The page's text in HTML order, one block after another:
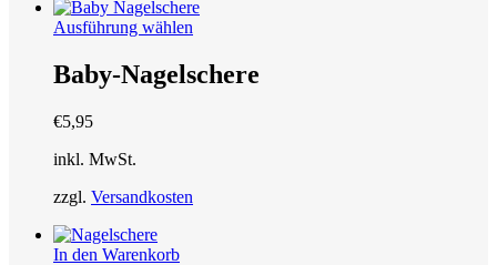
Ausführung wählen
weist
mehrere
auf
Baby-Nagelschere
€5,95
inkl. MwSt.
zzgl. Versandkosten
In den Warenkorb